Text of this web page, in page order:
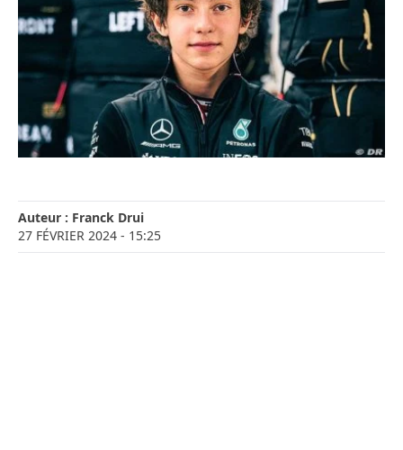
Auteur : Franck Drui
27 FÉVRIER 2024 - 15:25